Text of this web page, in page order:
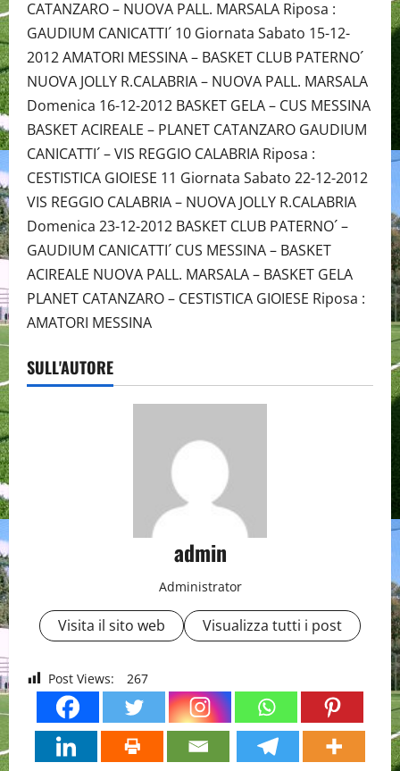
CATANZARO – NUOVA PALL. MARSALA Riposa :
GAUDIUM CANICATTI´ 10 Giornata Sabato 15-12-
2012 AMATORI MESSINA – BASKET CLUB PATERNO´
NUOVA JOLLY R.CALABRIA – NUOVA PALL. MARSALA
Domenica 16-12-2012 BASKET GELA – CUS MESSINA
BASKET ACIREALE – PLANET CATANZARO GAUDIUM
CANICATTI´ – VIS REGGIO CALABRIA Riposa :
CESTISTICA GIOIESE 11 Giornata Sabato 22-12-2012
VIS REGGIO CALABRIA – NUOVA JOLLY R.CALABRIA
Domenica 23-12-2012 BASKET CLUB PATERNO´ –
GAUDIUM CANICATTI´ CUS MESSINA – BASKET
ACIREALE NUOVA PALL. MARSALA – BASKET GELA
PLANET CATANZARO – CESTISTICA GIOIESE Riposa :
AMATORI MESSINA
SULL'AUTORE
admin
Administrator
Visita il sito web Visualizza tutti i post
Post Views: 267